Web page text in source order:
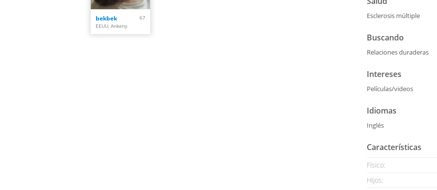
bekbek
67
EEUU, Ankeny
Esclerosis múltiple
Buscando
Relaciones duraderas
Intereses
Películas/videos
Idiomas
Inglés
Características
Físico:
Hijos: